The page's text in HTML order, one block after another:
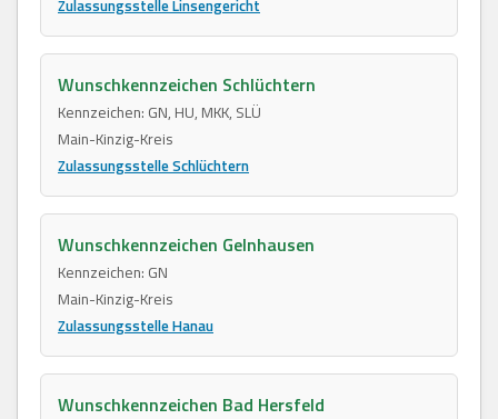
Zulassungsstelle Linsengericht
Wunschkennzeichen Schlüchtern
Kennzeichen: GN, HU, MKK, SLÜ
Main-Kinzig-Kreis
Zulassungsstelle Schlüchtern
Wunschkennzeichen Gelnhausen
Kennzeichen: GN
Main-Kinzig-Kreis
Zulassungsstelle Hanau
Wunschkennzeichen Bad Hersfeld